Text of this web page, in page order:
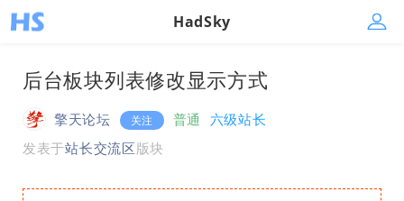
HadSky
后台板块列表修改显示方式
擎天论坛 关注 普通
六级站长
发表于站长交流区版块